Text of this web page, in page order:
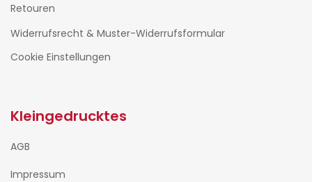
Retouren
Widerrufsrecht & Muster-Widerrufsformular
Cookie Einstellungen
Kleingedrucktes
AGB
Impressum